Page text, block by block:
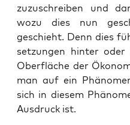
zuzu­schrei­ben und
wozu dies nun
geschieht. Denn dies
set­zun­gen hin­ter
Ober­flä­che der
man auf ein
sich in die­sem
Aus­druck ist.